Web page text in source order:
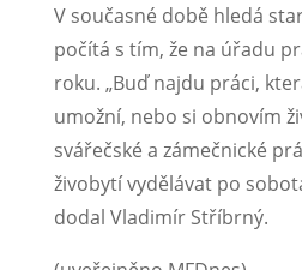
V současné době hledá
počítá s tím, že na úřadu
roku. „Buď najdu práci,
umožní, nebo si obnovím
svářečské a zámečnické
živobytí vydělávat po
dodal Vladimír Stříbrný.